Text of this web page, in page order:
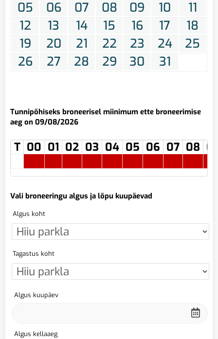
05 06 07 08 09 10
11
12
13 14 15 16 17
18
19
20 21 22 23 24
25
26
27 28 29 30 31
Tunnipõhiseks broneerisel miinimum ette broneerimise
aeg on 09/08/2026
T 00 01 02 03 04 05 06 07 08
Vali broneeringu algus ja lõpu kuupäevad
Algus koht
Tagastus koht
Algus kuupäev
Algus kellaaeg